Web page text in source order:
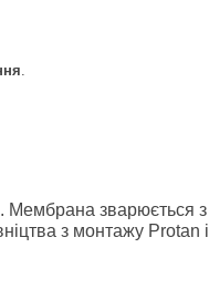
.
Мембрана зварюється з
з монтажу Protan і